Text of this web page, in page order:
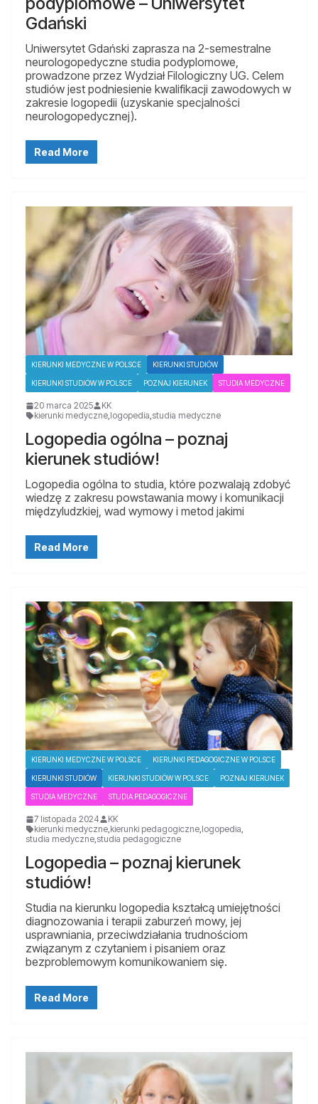
Gdański
Uniwersytet Gdański zaprasza na 2-semestralne
neurologopedyczne studia podyplomowe,
prowadzone przez Wydział Filologiczny UG. Celem
studiów jest podniesienie kwalifikacji zawodowych w
zakresie logopedii (uzyskanie specjalności
neurologopedycznej).
Read More
KIERUNKI MEDYCZNE W POLSCE KIERUNKI STUDIÓW
KIERUNKI STUDIÓW W POLSCE POZNAJ KIERUNEK STUDIA MEDYCZNE
20 marca 2025
KK
kierunki medyczne,logopedia,studia medyczne
Logopedia ogólna – poznaj
kierunek studiów!
Logopedia ogólna to studia, które pozwalają zdobyć
wiedzę z zakresu powstawania mowy i komunikacji
międzyludzkiej, wad wymowy i metod jakimi
Read More
KIERUNKI MEDYCZNE W POLSCE KIERUNKI PEDAGOGICZNE W POLSCE
KIERUNKI STUDIÓW KIERUNKI STUDIÓW W POLSCE POZNAJ KIERUNEK
STUDIA MEDYCZNE STUDIA PEDAGOGICZNE
7 listopada 2024
KK
kierunki medyczne,kierunki pedagogiczne,logopedia,
studia medyczne,studia pedagogiczne
Logopedia – poznaj kierunek
studiów!
Studia na kierunku logopedia kształcą umiejętności
diagnozowania i terapii zaburzeń mowy, jej
usprawniania, przeciwdziałania trudnościom
związanym z czytaniem i pisaniem oraz
bezproblemowym komunikowaniem się.
Read More